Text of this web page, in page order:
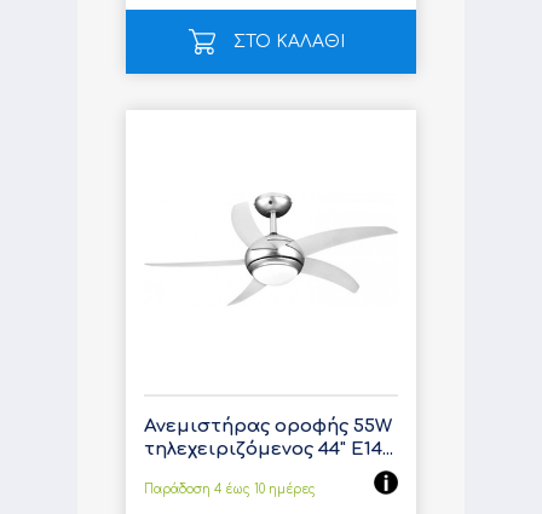
ΣΤΟ ΚΑΛΑΘΙ
Ανεμιστήρας οροφής 55W
τηλεχειριζόμενος 44" E14...
Παράδοση 4 έως 10 ημέρες